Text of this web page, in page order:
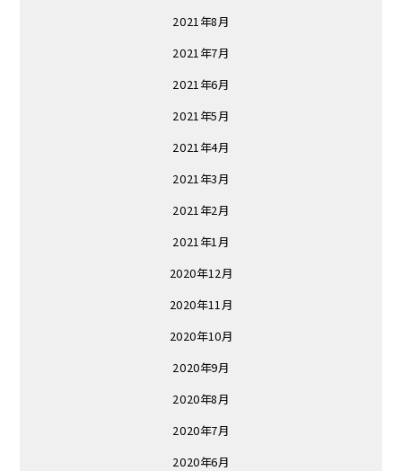
2021年8月
2021年7月
2021年6月
2021年5月
2021年4月
2021年3月
2021年2月
2021年1月
2020年12月
2020年11月
2020年10月
2020年9月
2020年8月
2020年7月
2020年6月